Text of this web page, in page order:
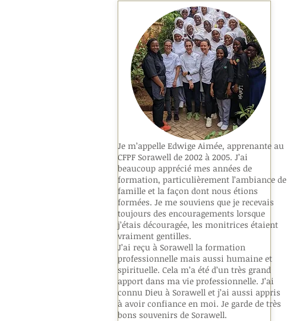
Je m’appelle Edwige Aimée, apprenante au
CFPF Sorawell de 2002 à 2005. J’ai
beaucoup apprécié mes années de
formation, particulièrement l’ambiance de
famille et la façon dont nous étions
formées. Je me souviens que je recevais
toujours des encouragements lorsque
j’étais découragée, les monitrices étaient
vraiment gentilles.
J’ai reçu à Sorawell la formation
professionnelle mais aussi humaine et
spirituelle. Cela m’a été d’un très grand
apport dans ma vie professionnelle. J’ai
connu Dieu à Sorawell et j’ai aussi appris
à avoir confiance en moi. Je garde de très
bons souvenirs de Sorawell.